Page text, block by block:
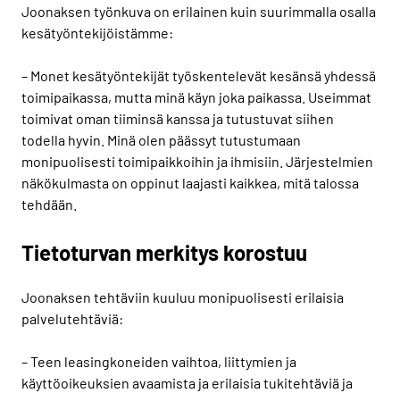
Joonaksen työnkuva on erilainen kuin suurimmalla osalla
kesätyöntekijöistämme:
– Monet kesätyöntekijät työskentelevät kesänsä yhdessä
toimipaikassa, mutta minä käyn joka paikassa. Useimmat
toimivat oman tiiminsä kanssa ja tutustuvat siihen
todella hyvin. Minä olen päässyt tutustumaan
monipuolisesti toimipaikkoihin ja ihmisiin. Järjestelmien
näkökulmasta on oppinut laajasti kaikkea, mitä talossa
tehdään.
Tietoturvan merkitys korostuu
Joonaksen tehtäviin kuuluu monipuolisesti erilaisia
palvelutehtäviä:
– Teen leasingkoneiden vaihtoa, liittymien ja
käyttöoikeuksien avaamista ja erilaisia tukitehtäviä ja